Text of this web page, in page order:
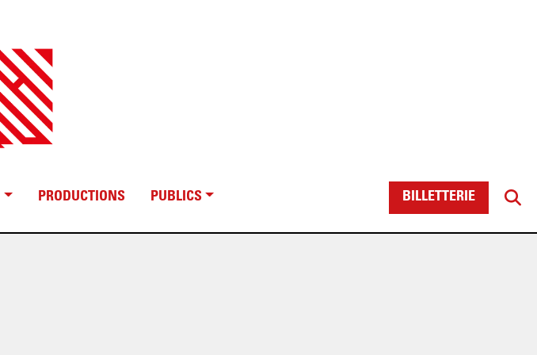
PRODUCTIONS PUBLICS BILLETTERIE